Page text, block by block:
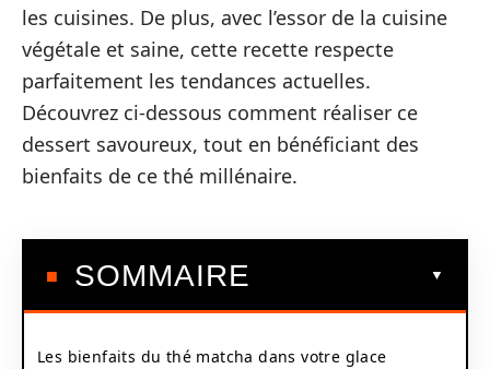
les cuisines. De plus, avec l’essor de la cuisine
végétale et saine, cette recette respecte
parfaitement les tendances actuelles.
Découvrez ci-dessous comment réaliser ce
dessert savoureux, tout en bénéficiant des
bienfaits de ce thé millénaire.
SOMMAIRE
Les bienfaits du thé matcha dans votre glace